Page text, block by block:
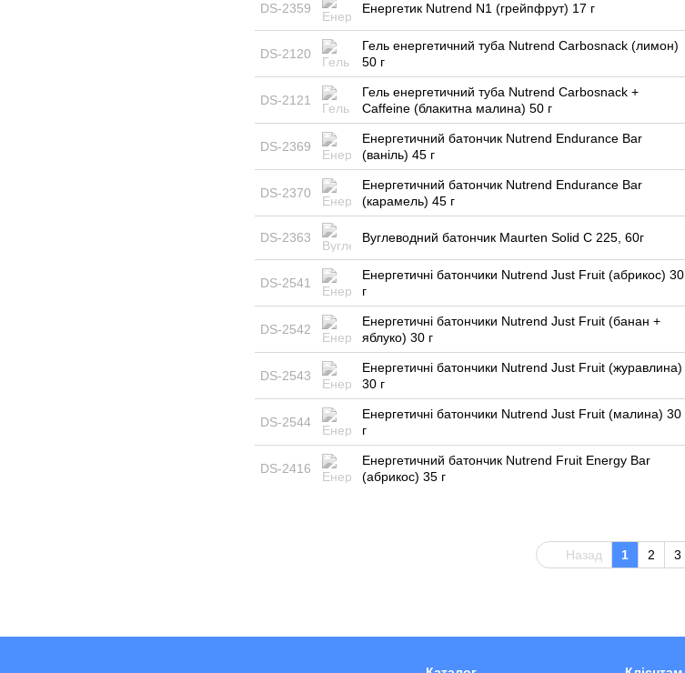
DS-2359 Енергетик Nutrend N1 (грейпфрут) 17 г
DS-2120
Гель енергетичний туба Nutrend Carbosnack (лимон)
50 г
DS-2121
Гель енергетичний туба Nutrend Carbosnack +
Caffeine (блакитна малина) 50 г
DS-2369
Енергетичний батончик Nutrend Endurance Bar
(ваніль) 45 г
DS-2370
Енергетичний батончик Nutrend Endurance Bar
(карамель) 45 г
DS-2363 Вуглеводний батончик Maurten Solid C 225, 60г
DS-2541
Енергетичні батончики Nutrend Just Fruit (абрикос) 30
г
DS-2542
Енергетичні батончики Nutrend Just Fruit (банан +
яблуко) 30 г
DS-2543
Енергетичні батончики Nutrend Just Fruit (журавлина)
30 г
DS-2544
Енергетичні батончики Nutrend Just Fruit (малина) 30
г
DS-2416
Енергетичний батончик Nutrend Fruit Energy Bar
(абрикос) 35 г
Назад 1 2 3